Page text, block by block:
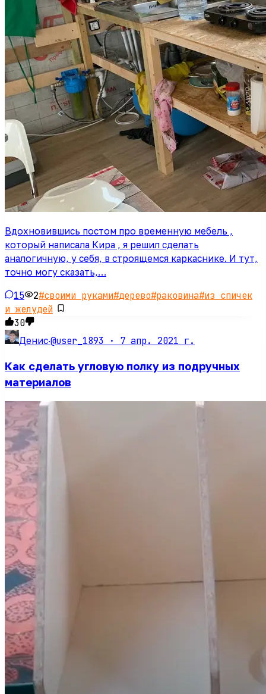
Вдохновившись постом про временную мебель ,
который написала Кира , я решил сделать
аналогичную, у себя, в строящемся каркаснике. И тут,
точно могу сказать,…
15 2#своими руками#дерево#раковина#из спичек
и желудей
30
Денис·@user_1893 · 7 апр. 2021 г.
Как сделать угловую полку из подручных
материалов